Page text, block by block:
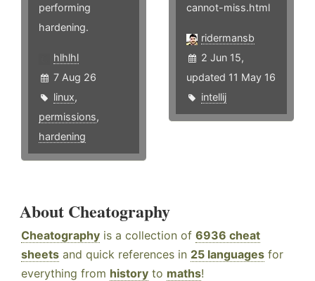
performing
hardening.
hlhlhl
7 Aug 26
linux,
permissions,
hardening
cannot-miss.html
ridermansb
2 Jun 15,
updated 11 May 16
intellij
About Cheatography
Cheatography is a collection of 6936 cheat
sheets and quick references in 25 languages for
everything from history to maths!